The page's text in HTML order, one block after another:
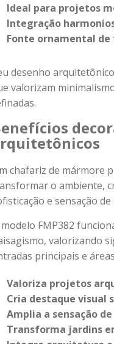
Ideal para projetos
Integração
Fonte ornamental
desenho
valorizam
chafariz de mármore
o ambiente,
e sensação de
FMP382
valorizando
principais e
Valoriza projetos
Cria destaque visual
Amplia a sensação
Transforma jardins